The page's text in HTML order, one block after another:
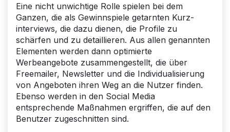
Eine nicht unwichtige Rolle spielen bei dem
Ganzen, die als Gewinnspiele getarnten Kurz­
interviews, die dazu dienen, die Profile zu
schärfen und zu detaillieren. Aus allen genannten
Elementen werden dann optimierte
Werbeangebote zusammengestellt, die über
Freemailer, Newsletter und die Individualisierung
von Angeboten ihren Weg an die Nutzer finden.
Ebenso werden in den Social Media
entsprechende Maßnahmen ergriffen, die auf den
Benutzer zugeschnitten sind.